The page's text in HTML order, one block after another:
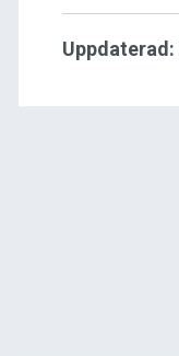
Uppdaterad: